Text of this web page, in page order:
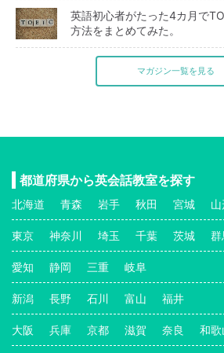
英語初心者がたった4カ月で
方法をまとめてみた。
マガジン一覧を見る
都道府県から英会話教室を探す
北海道 青森 岩手 秋田 宮城
東京 神奈川 埼玉 千葉 茨城 群
愛知 静岡 三重 岐阜
新潟 長野 石川 富山 福井
大阪 兵庫 京都 滋賀 奈良 和歌